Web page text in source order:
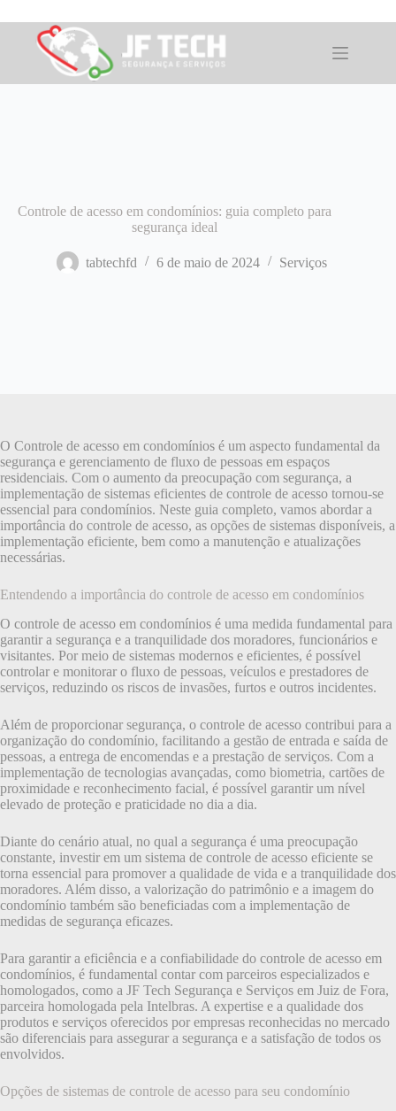
para
conteúdo
Controle de acesso em condomínios: guia completo para
segurança ideal
tabtechfd 6 de maio de 2024 Serviços
O Controle de acesso em condomínios é um aspecto fundamental da
segurança e gerenciamento de fluxo de pessoas em espaços
residenciais. Com o aumento da preocupação com segurança, a
implementação de sistemas eficientes de controle de acesso tornou-se
essencial para condomínios. Neste guia completo, vamos abordar a
importância do controle de acesso, as opções de sistemas disponíveis, a
implementação eficiente, bem como a manutenção e atualizações
necessárias.
Entendendo a importância do controle de acesso em condomínios
O controle de acesso em condomínios é uma medida fundamental para
garantir a segurança e a tranquilidade dos moradores, funcionários e
visitantes. Por meio de sistemas modernos e eficientes, é possível
controlar e monitorar o fluxo de pessoas, veículos e prestadores de
serviços, reduzindo os riscos de invasões, furtos e outros incidentes.
Além de proporcionar segurança, o controle de acesso contribui para a
organização do condomínio, facilitando a gestão de entrada e saída de
pessoas, a entrega de encomendas e a prestação de serviços. Com a
implementação de tecnologias avançadas, como biometria, cartões de
proximidade e reconhecimento facial, é possível garantir um nível
elevado de proteção e praticidade no dia a dia.
Diante do cenário atual, no qual a segurança é uma preocupação
constante, investir em um sistema de controle de acesso eficiente se
torna essencial para promover a qualidade de vida e a tranquilidade dos
moradores. Além disso, a valorização do patrimônio e a imagem do
condomínio também são beneficiadas com a implementação de
medidas de segurança eficazes.
Para garantir a eficiência e a confiabilidade do controle de acesso em
condomínios, é fundamental contar com parceiros especializados e
homologados, como a JF Tech Segurança e Serviços em Juiz de Fora,
parceira homologada pela Intelbras. A expertise e a qualidade dos
produtos e serviços oferecidos por empresas reconhecidas no mercado
são diferenciais para assegurar a segurança e a satisfação de todos os
envolvidos.
Opções de sistemas de controle de acesso para seu condomínio